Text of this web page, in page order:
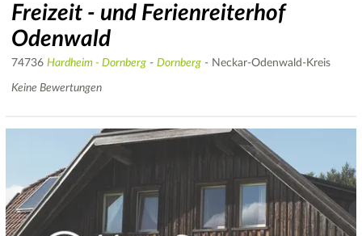
Freizeit - und Ferienreiterhof
Odenwald
74736 Hardheim - Dornberg - Dornberg - Neckar-Odenwald-Kreis
Keine Bewertungen